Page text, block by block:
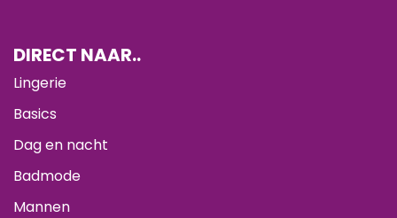
DIRECT NAAR..
Lingerie
Basics
Dag en nacht
Badmode
Mannen